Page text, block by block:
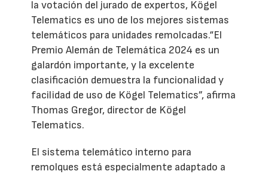
la votación del jurado de expertos, Kögel
Telematics es uno de los mejores sistemas
telemáticos para unidades remolcadas.“El
Premio Alemán de Telemática 2024 es un
galardón importante, y la excelente
clasificación demuestra la funcionalidad y
facilidad de uso de Kögel Telematics”, afirma
Thomas Gregor, director de Kögel
Telematics.
El sistema telemático interno para
remolques está especialmente adaptado a